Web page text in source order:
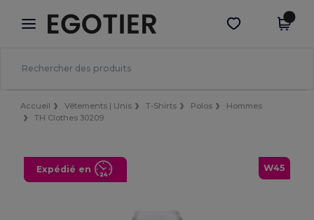
× Appli Egotier
Meilleurs prix sur l’app !
Obtenir l'appli
Accueil Vêtements | Unis T-Shirts Polos
Hommes
TH Clothes 30209
W45
Expédié en